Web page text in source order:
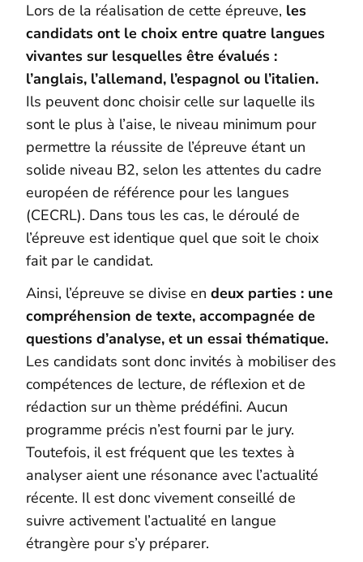
Lors de la réalisation de cette épreuve, les
candidats ont le choix entre quatre langues
vivantes sur lesquelles être évalués :
l’anglais, l’allemand, l’espagnol ou l’italien.
Ils peuvent donc choisir celle sur laquelle ils
sont le plus à l’aise, le niveau minimum pour
permettre la réussite de l’épreuve étant un
solide niveau B2, selon les attentes du cadre
européen de référence pour les langues
(CECRL). Dans tous les cas, le déroulé de
l’épreuve est identique quel que soit le choix
fait par le candidat.
Ainsi, l’épreuve se divise endeux parties : une
compréhension de texte, accompagnée de
questions d’analyse, et un essai thématique.
Les candidats sont donc invités à mobiliser des
compétences de lecture, de réflexion et de
rédaction sur un thème prédéfini. Aucun
programme précis n’est fourni par le jury.
Toutefois, il est fréquent que les textes à
analyser aient une résonance avec l’actualité
récente. Il est donc vivement conseillé de
suivre activement l’actualité en langue
étrangère pour s’y préparer.